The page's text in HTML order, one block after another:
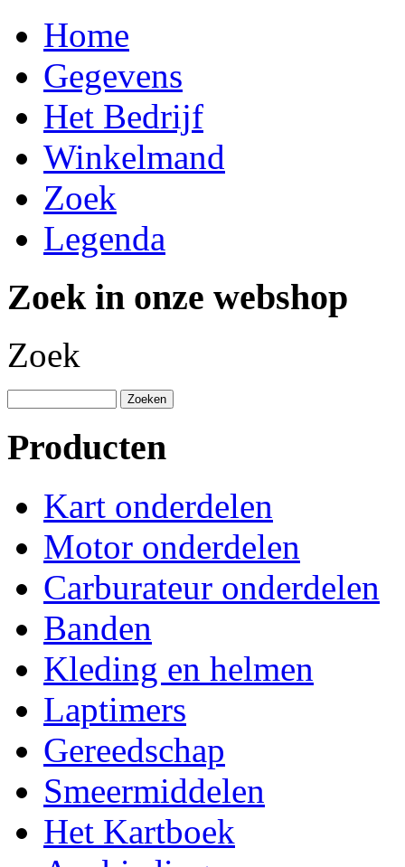
Home
Gegevens
Het Bedrijf
Winkelmand
Zoek
Legenda
Zoek in onze webshop
Zoek
Producten
Kart onderdelen
Motor onderdelen
Carburateur onderdelen
Banden
Kleding en helmen
Laptimers
Gereedschap
Smeermiddelen
Het Kartboek